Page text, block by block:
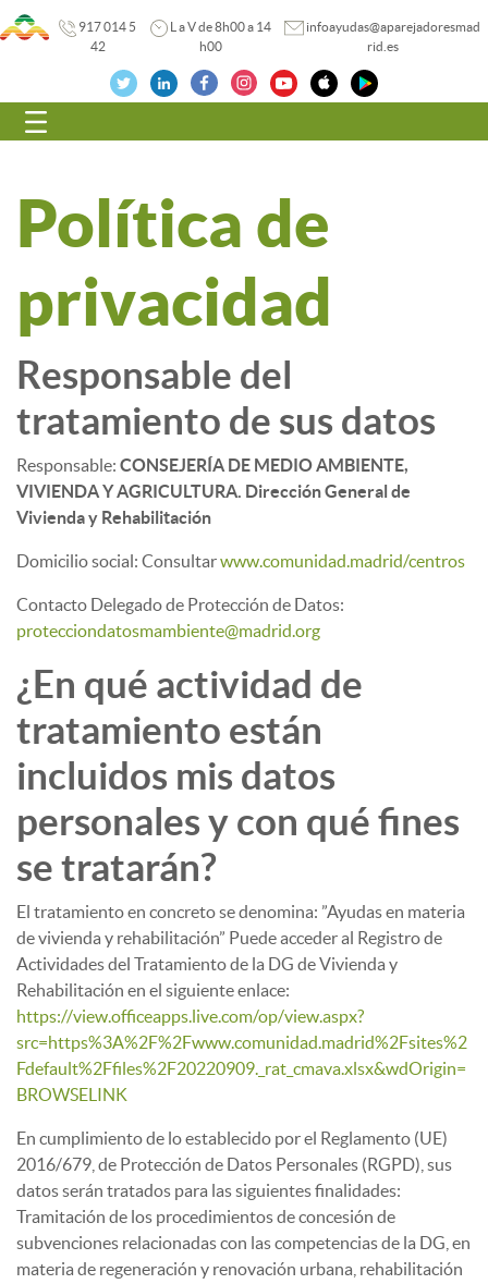
917 014 5
42
L a V de 8h00 a 14
h00
infoayudas@aparejadoresmad
rid.es
Navegación
Política de
privacidad
Responsable del
tratamiento de sus datos
Responsable: CONSEJERÍA DE MEDIO AMBIENTE,
VIVIENDA Y AGRICULTURA. Dirección General de
Vivienda y Rehabilitación
Domicilio social: Consultarwww.comunidad.madrid/centros
Contacto Delegado de Protección de Datos:
protecciondatosmambiente@madrid.org
¿En qué actividad de
tratamiento están
incluidos mis datos
personales y con qué fines
se tratarán?
El tratamiento en concreto se denomina: ”Ayudas en materia
de vivienda y rehabilitación” Puede acceder al Registro de
Actividades del Tratamiento de la DG de Vivienda y
Rehabilitación en el siguiente enlace:
https://view.officeapps.live.com/op/view.aspx?
src=https%3A%2F%2Fwww.comunidad.madrid%2Fsites%2
Fdefault%2Ffiles%2F20220909._rat_cmava.xlsx&wdOrigin=
BROWSELINK
En cumplimiento de lo establecido por el Reglamento (UE)
2016/679, de Protección de Datos Personales (RGPD), sus
datos serán tratados para las siguientes finalidades:
Tramitación de los procedimientos de concesión de
subvenciones relacionadas con las competencias de la DG, en
materia de regeneración y renovación urbana, rehabilitación